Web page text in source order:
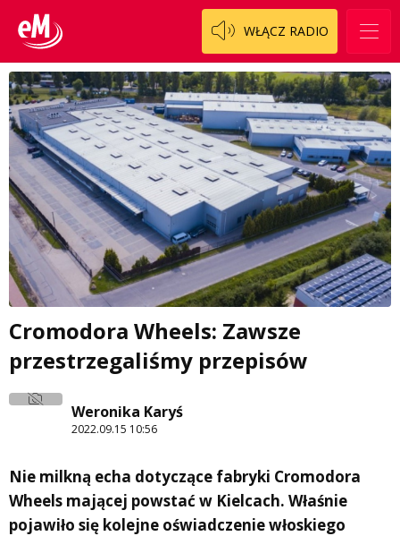
WŁĄCZ RADIO
Cromodora Wheels: Zawsze
przestrzegaliśmy przepisów
Weronika Karyś
2022.09.15 10:56
Nie milkną echa dotyczące fabryki Cromodora
Wheels mającej powstać w Kielcach. Właśnie
pojawiło się kolejne oświadczenie włoskiego